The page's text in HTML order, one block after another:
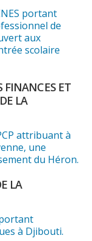
portant
de
aux
scolaire
FINANCES ET
LA
attribuant à
une
du Héron.
LA
à Djibouti.